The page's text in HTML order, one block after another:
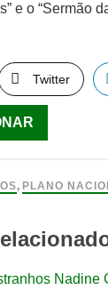
e o “Sermão
Twitter
, PLANO